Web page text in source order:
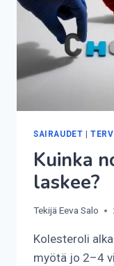
SAIRAUDET |
Kuinka
laskee?
TekijäEeva Salo
Kolesteroli
myötä jo 2–4